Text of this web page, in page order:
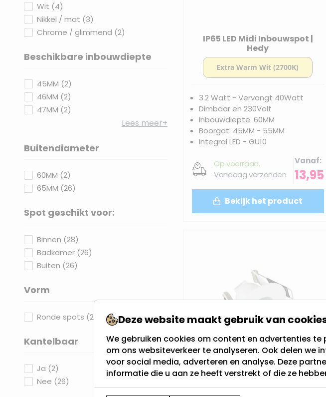
Wit (4products available
)
Nikkel / mat (3products available
)
Chrome / glimmend (2products available
)
Beschikbare inbouwdiepte
45MM (2products available
)
46MM (2products available
)
47MM (2products available
)
Lees meer+
Buitendiameter
60MM (2products available
)
65MM (26products available
)
Spot geschikt voor:
Binnen (28products available
)
Badkamer (26products available
)
Buiten (26products available
)
Vorm
Ronde spots (28 products available
Kantelbaar
Ja (2products available
)
Nee (26products available
)
IP65 LED Midi Inbouwspot |
Hedy
3.2 Watt - Vervangt 40Watt
Dimbaar en 230Volt
Inbouwdiepte: 60MM
Boorgat: 45MM - 55MM
Integral LED - GU10
Op voorraad,
Vandaag verzonden
Vanaf
13,95
Bekijk het product
Anitta
Deze website maakt gebruik van
We gebruiken cookies om content en advertenties
om ons websiteverkeer te analyseren. Ook delen we
voor social media, adverteren en analyse. Deze
informatie die u aan ze heeft verstrekt of die ze